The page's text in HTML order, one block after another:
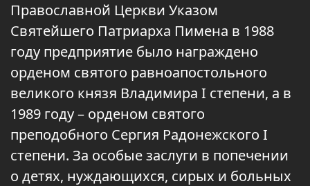
Православной Церкви Указом
Святейшего Патриарха Пимена в 1988
году предприятие было награждено
орденом святого равноапостольного
великого князя Владимира I степени, а в
1989 году – орденом святого
преподобного Сергия Радонежского I
степени. За особые заслуги в попечении
о детях, нуждающихся, сирых и больных